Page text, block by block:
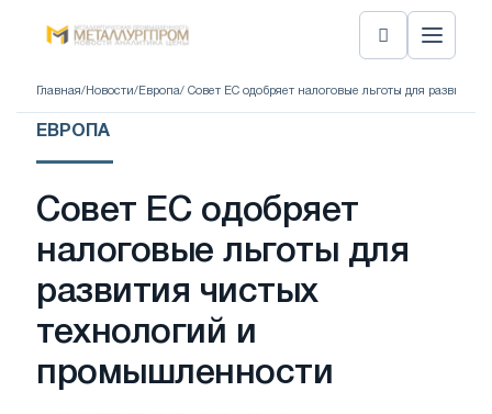
Главная/ Новости/ Европа/ Совет ЕС одобряет налоговые льготы для
ЕВРОПА
Совет ЕС одобряет
налоговые льготы для
развития чистых
технологий и
промышленности